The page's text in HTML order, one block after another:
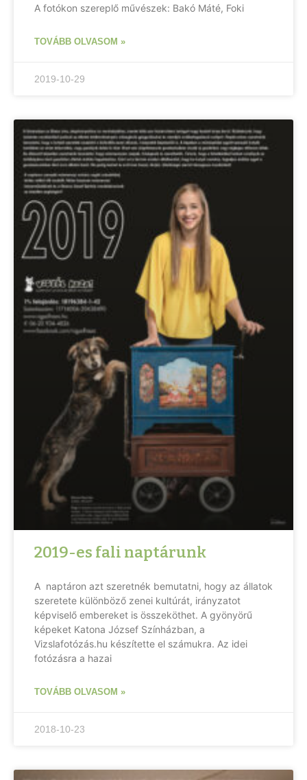
A fotókon szereplő művészek: Bakó Máté, Foki
TOVÁBB OLVASOM »
2019-10-29
2019-es fali naptárunk
A naptáron azt szeretnék bemutatni, hogy az állatok
szeretete különböző zenei kultúrát, irányzatot
képviselő embereket is összeköthet. A gyönyörű
képeket Katona József Színházban, a
Vizslafotózás.hu készítette el számukra. Az idei
fotózásra a hazai
TOVÁBB OLVASOM »
2018-10-23